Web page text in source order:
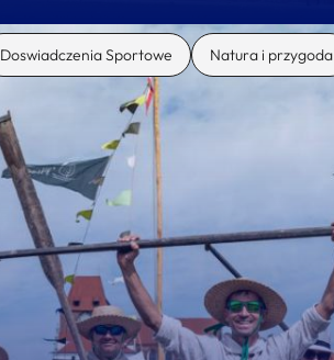
Doswiadczenia Sportowe Natura i przygoda